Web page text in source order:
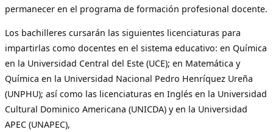
permanecer en el programa de formación profesional docente.
Los bachilleres cursarán las siguientes licenciaturas para
impartirlas como docentes en el sistema educativo: en Química
en la Universidad Central del Este (UCE); en Matemática y
Química en la Universidad Nacional Pedro Henríquez Ureña
(UNPHU); así como las licenciaturas en Inglés en la Universidad
Cultural Dominico Americana (UNICDA) y en la Universidad
APEC (UNAPEC),